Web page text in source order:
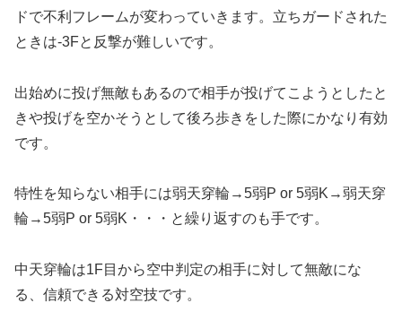
ドで不利フレームが変わっていきます。立ちガードされた
ときは-3Fと反撃が難しいです。
出始めに投げ無敵もあるので相手が投げてこようとしたと
きや投げを空かそうとして後ろ歩きをした際にかなり有効
です。
特性を知らない相手には弱天穿輪→5弱P or 5弱K→弱天穿
輪→5弱P or 5弱K・・・と繰り返すのも手です。
中天穿輪は1F目から空中判定の相手に対して無敵にな
る、信頼できる対空技です。